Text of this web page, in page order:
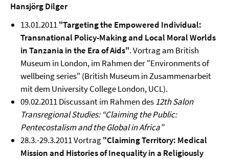
Hansjörg Dilger
13.01.2011"Targeting the Empowered Individual:
Transnational Policy-Making and Local Moral Worlds
in Tanzania in the Era of Aids". Vortrag am British
Museum in London, im Rahmen der "Environments of
wellbeing series" (British Museum in Zusammenarbeit
mit dem University College London, UCL).
09.02.2011 Discussant im Rahmen des12th Salon
Transregional Studies: “Claiming the Public:
Pentecostalism and the Global in Africa”
28.3.-29.3.2011 Vortrag"Claiming Territory: Medical
Mission and Histories of Inequality in a Religiously